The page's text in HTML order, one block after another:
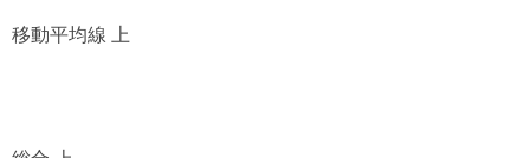
移動平均線 上